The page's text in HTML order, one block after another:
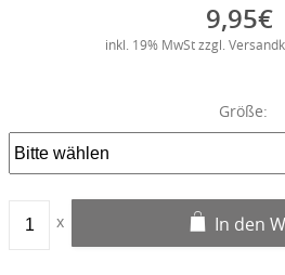
9,95€
inkl. 19% MwSt zzgl.
Größe:
In den